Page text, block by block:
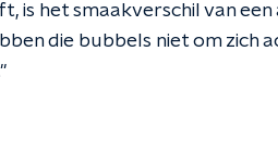
is het smaakverschil van
die bubbels niet om zich